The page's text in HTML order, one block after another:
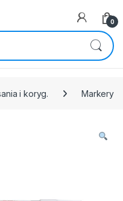
0
i koryg. Markery